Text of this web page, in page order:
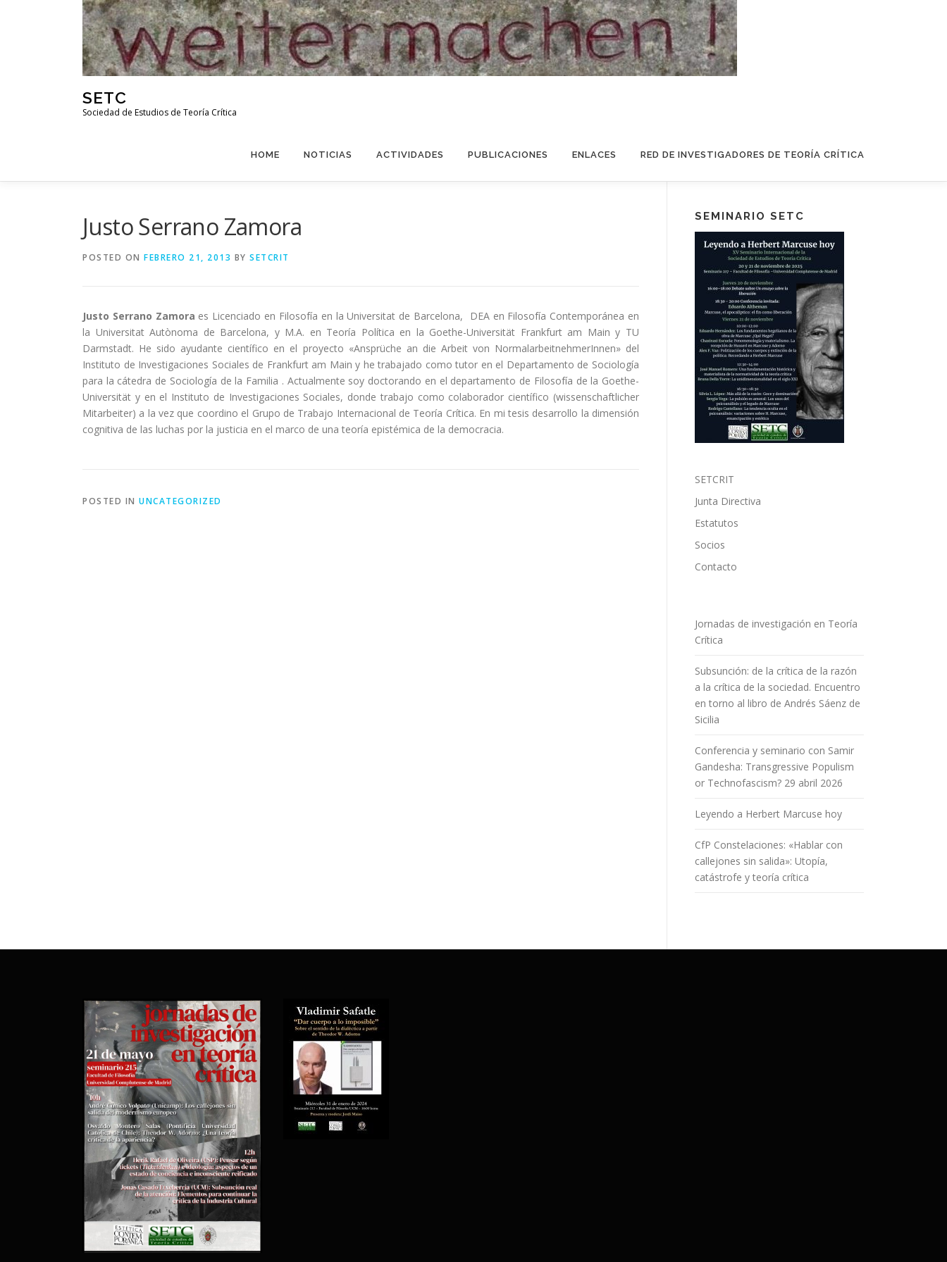
SETC
Sociedad de Estudios de Teoría Crítica
HOME NOTICIAS ACTIVIDADES PUBLICACIONES ENLACES RED DE INVESTIGADORES DE TEORÍA CRÍTICA
Justo Serrano Zamora
POSTED ON FEBRERO 21, 2013 BY SETCRIT
Justo Serrano Zamora es Licenciado en Filosofía en la Universitat de Barcelona, DEA en Filosofía Contemporánea en
la Universitat Autònoma de Barcelona, y M.A. en Teoría Política en la Goethe-Universität Frankfurt am Main y TU
Darmstadt. He sido ayudante científico en el proyecto «Ansprüche an die Arbeit von NormalarbeitnehmerInnen» del
Instituto de Investigaciones Sociales de Frankfurt am Main y he trabajado como tutor en el Departamento de Sociología
para la cátedra de Sociología de la Familia . Actualmente soy doctorando en el departamento de Filosofía de la Goethe-
Universität y en el Instituto de Investigaciones Sociales, donde trabajo como colaborador científico (wissenschaftlicher
Mitarbeiter) a la vez que coordino el Grupo de Trabajo Internacional de Teoría Crítica. En mi tesis desarrollo la dimensión
cognitiva de las luchas por la justicia en el marco de una teoría epistémica de la democracia.
POSTED IN UNCATEGORIZED
SEMINARIO SETC
SETCRIT
Junta Directiva
Estatutos
Socios
Contacto
Jornadas de investigación en Teoría
Crítica
Subsunción: de la crítica de la razón
a la crítica de la sociedad. Encuentro
en torno al libro de Andrés Sáenz de
Sicilia
Conferencia y seminario con Samir
Gandesha: Transgressive Populism
or Technofascism? 29 abril 2026
Leyendo a Herbert Marcuse hoy
CfP Constelaciones: «Hablar con
callejones sin salida»: Utopía,
catástrofe y teoría crítica